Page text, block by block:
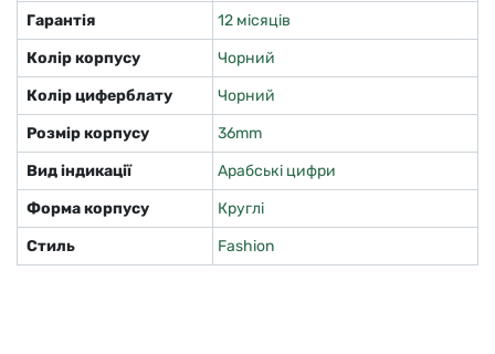
Гарантія
12 місяців
Колір корпусу
Чорний
Колір циферблату
Чорний
Розмір корпусу
36mm
Вид індикації
Арабські цифри
Форма корпусу
Круглі
Стиль
Fashion